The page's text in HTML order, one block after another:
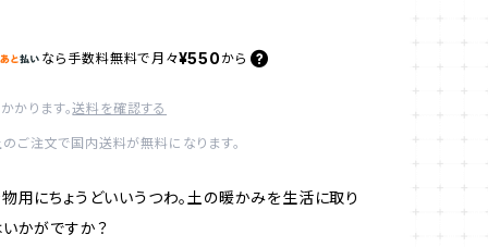
なら 手数料無料で 月々¥550 から
かります。送料を確認する
ご注文で国内送料が無料になります。
用にちょうどいいうつわ。土の暖かみを生活に取り
かがですか？